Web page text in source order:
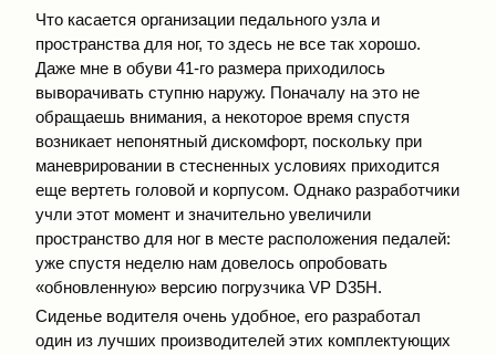
Что касается организации педального узла и
пространства для ног, то здесь не все так хорошо.
Даже мне в обуви 41-го размера приходилось
выворачивать ступню наружу. Поначалу на это не
обращаешь внимания, а некоторое время спустя
возникает непонятный дискомфорт, поскольку при
маневрировании в стесненных условиях приходится
еще вертеть головой и корпусом. Однако разработчики
учли этот момент и значительно увеличили
пространство для ног в месте расположения педалей:
уже спустя неделю нам довелось опробовать
«обновленную» версию погрузчика VP D35H.
Сиденье водителя очень удобное, его разработал
один из лучших производителей этих комплектующих